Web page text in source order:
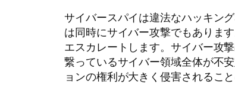
サイバースパイは違法なハッキン
は同時にサイバー攻撃でもありま
エスカレートします。サイバー攻
繋っているサイバー領域全体が不
ョンの権利が大きく侵害されること